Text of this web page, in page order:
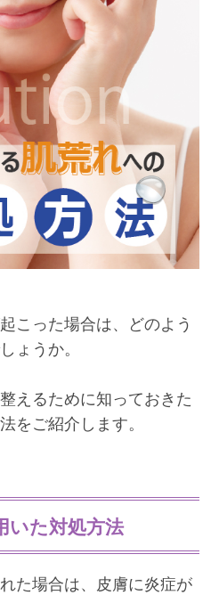
こった場合は、どのよう
ょうか。
えるために知っておきた
をご紹介します。
いた対処方法
た場合は、皮膚に炎症が